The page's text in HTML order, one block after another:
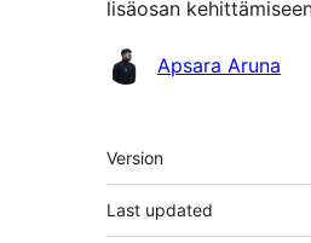
lisäosan
AvustajatApsara Aruna
Metatiedot
Version
Last updated